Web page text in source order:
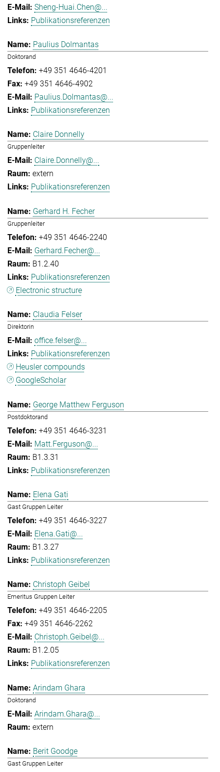
Sheng-Huai.Chen@...
Publikationsreferenzen
Paulius Dolmantas
Doktorand
+49 351 4646-4201
+49 351 4646-4902
Paulius.Dolmantas@...
Publikationsreferenzen
Claire Donnelly
Gruppenleiter
Claire.Donnelly@...
extern
Publikationsreferenzen
Gerhard H. Fecher
Gruppenleiter
+49 351 4646-2240
Gerhard.Fecher@...
B1.2.40
Publikationsreferenzen
Electronic structure
Claudia Felser
Direktorin
office.felser@...
Publikationsreferenzen
Heusler compounds
GoogleScholar
George Matthew Ferguson
Postdoktorand
+49 351 4646-3231
Matt.Ferguson@...
B1.3.31
Publikationsreferenzen
Elena Gati
Gast Gruppen Leiter
+49 351 4646-3227
Elena.Gati@...
B1.3.27
Publikationsreferenzen
Christoph Geibel
Emeritus Gruppen Leiter
+49 351 4646-2205
+49 351 4646-2262
Christoph.Geibel@...
B1.2.05
Publikationsreferenzen
Arindam Ghara
Doktorand
Arindam.Ghara@...
extern
Berit Goodge
Gast Gruppen Leiter